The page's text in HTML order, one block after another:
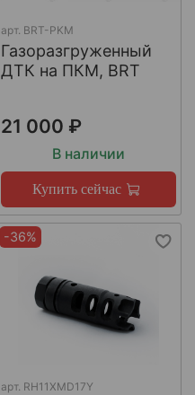
арт. BRT-PKM
Газоразгруженный
ДТК на ПКМ, BRT
21 000 ₽
В наличии
Купить сейчас
-36%
арт. RH11XMD17Y